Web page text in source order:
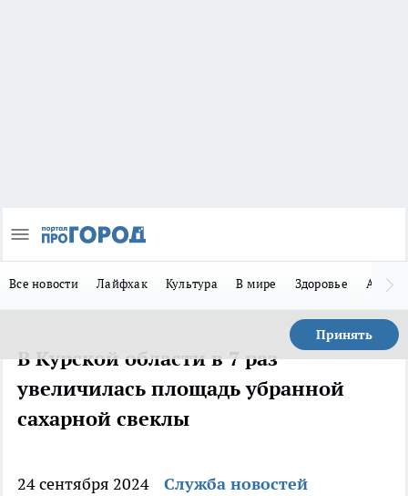
Все новости Лайфхак Культура В мире Здоровье Авто
Принять
В Курской области в 7 раз
увеличилась площадь убранной
сахарной свеклы
24 сентября 2024 Служба новостей